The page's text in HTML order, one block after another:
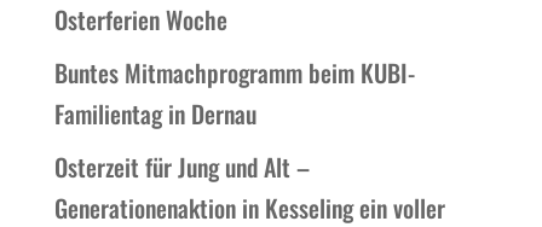
Osterferien Woche
Buntes Mitmachprogramm beim KUBI-
Familientag in Dernau
Osterzeit für Jung und Alt –
Generationenaktion in Kesseling ein voller